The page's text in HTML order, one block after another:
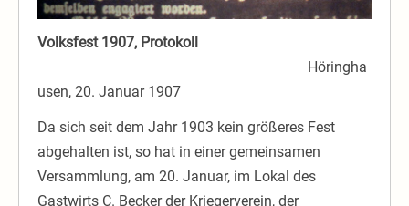
Volksfest 1907, Protokoll
Höringha
usen, 20. Januar 1907
Da sich seit dem Jahr 1903 kein größeres Fest
abgehalten ist, so hat in einer gemeinsamen
Versammlung, am 20. Januar, im Lokal des
Gastwirts C. Becker der Kriegerverein, der